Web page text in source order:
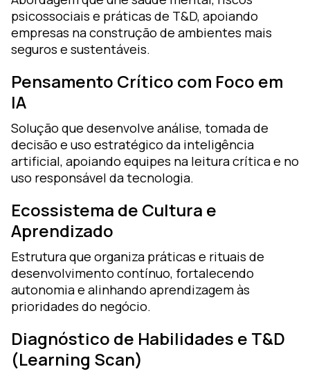
psicossociais e práticas de T&D, apoiando
empresas na construção de ambientes mais
seguros e sustentáveis.
Pensamento Crítico com Foco em
IA
Solução que desenvolve análise, tomada de
decisão e uso estratégico da inteligência
artificial, apoiando equipes na leitura crítica e no
uso responsável da tecnologia.
Ecossistema de Cultura e
Aprendizado
Estrutura que organiza práticas e rituais de
desenvolvimento contínuo, fortalecendo
autonomia e alinhando aprendizagem às
prioridades do negócio.
Diagnóstico de Habilidades e T&D
(Learning Scan)